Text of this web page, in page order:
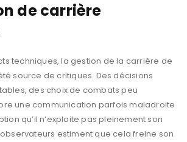
de carrière
techniques, la gestion de la carrière de
source de critiques. Des décisions
des choix de combats peu
une communication parfois maladroite
qu’il n’exploite pas pleinement son
estiment que cela freine son